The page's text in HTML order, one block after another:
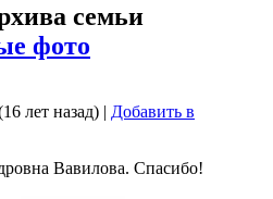
семьи
фото
лет назад) | Добавить в
Вавилова. Спасибо!